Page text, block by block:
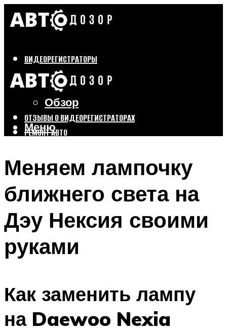
ВИДЕОРЕГИСТРАТОРЫ
Бренды
Выбор
Обзор
ОТЗЫВЫ О ВИДЕОРЕГИСТРАТОРАХ
РЕМОНТ АВТО
Меню
Меняем лампочку
ближнего света на
Дэу Нексия своими
руками
Как заменить лампу
на Daewoo Nexia